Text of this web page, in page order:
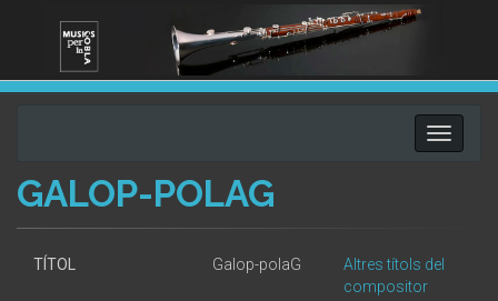
Toggle
GALOP-POLAG
TÍTOL Galop-polaG
Altres títols del
compositor